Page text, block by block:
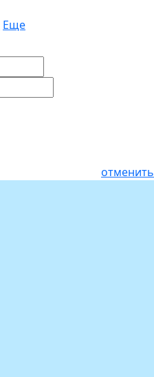
Еще
отменить